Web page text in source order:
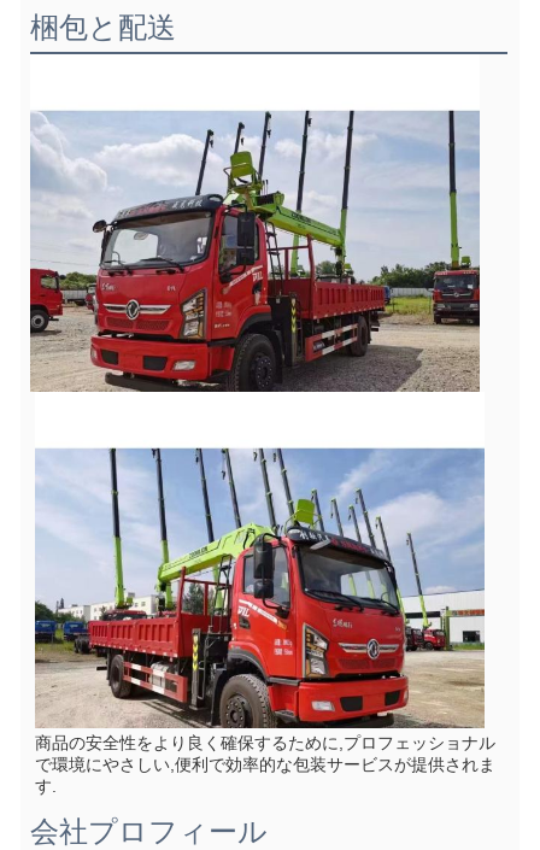
梱包と配送
商品の安全性をより良く確保するために,プロフェッショナル
で環境にやさしい,便利で効率的な包装サービスが提供されま
す.
会社プロフィール